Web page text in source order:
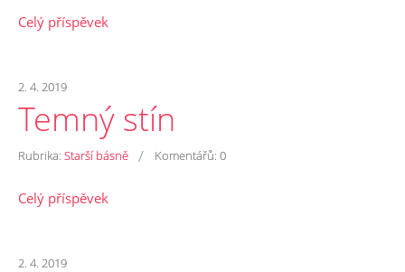
Celý příspěvek
2. 4. 2019
Temný stín
Rubrika: Starší básně / Komentářů: 0
Celý příspěvek
2. 4. 2019